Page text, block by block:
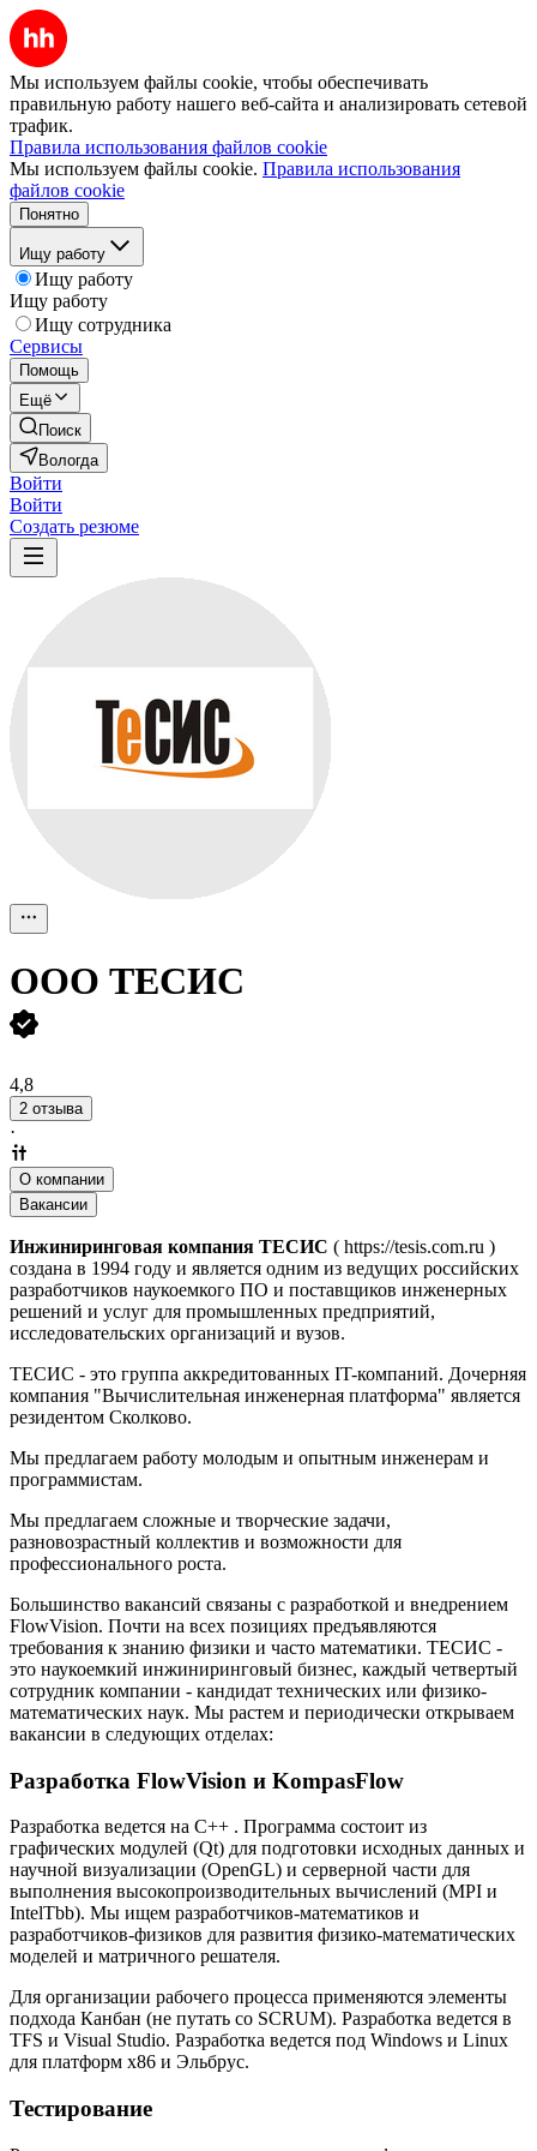
Мы используем файлы cookie, чтобы обеспечивать
правильную работу нашего веб-сайта и анализировать сетевой
трафик.
Правила использования файлов cookie
Мы используем файлы cookie. Правила использования
файлов cookie
Понятно
Ищу работу
Ищу работу
Ищу работу
Ищу сотрудника
Сервисы
Помощь
Ещё
Поиск
Вологда
Войти
Войти
Создать резюме
ООО ТЕСИС
4,8
2 отзыва
·
О компании
Вакансии
Инжиниринговая компания ТЕСИС ( https://tesis.com.ru )
создана в 1994 году и является одним из ведущих российских
разработчиков наукоемкого ПО и поставщиков инженерных
решений и услуг для промышленных предприятий,
исследовательских организаций и вузов.
ТЕСИС - это группа аккредитованных IT-компаний. Дочерняя
компания "Вычислительная инженерная платформа" является
резидентом Сколково.
Мы предлагаем работу молодым и опытным инженерам и
программистам.
Мы предлагаем сложные и творческие задачи,
разновозрастный коллектив и возможности для
профессионального роста.
Большинство вакансий связаны с разработкой и внедрением
FlowVision. Почти на всех позициях предъявляются
требования к знанию физики и часто математики. ТЕСИС -
это наукоемкий инжиниринговый бизнес, каждый четвертый
сотрудник компании - кандидат технических или физико-
математических наук. Мы растем и периодически открываем
вакансии в следующих отделах:
Разработка FlowVision и KompasFlow
Разработка ведется на C++ . Программа состоит из
графических модулей (Qt) для подготовки исходных данных и
научной визуализации (OpenGL) и серверной части для
выполнения высокопроизводительных вычислений (MPI и
IntelTbb). Мы ищем разработчиков-математиков и
разработчиков-физиков для развития физико-математических
моделей и матричного решателя.
Для организации рабочего процесса применяются элементы
подхода Канбан (не путать со SCRUM). Разработка ведется в
TFS и Visual Studio. Разработка ведется под Windows и Linux
для платформ x86 и Эльбрус.
Тестирование